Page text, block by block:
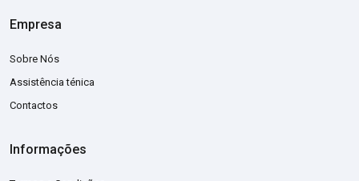
Empresa
Sobre Nós
Assistência ténica
Contactos
Informações